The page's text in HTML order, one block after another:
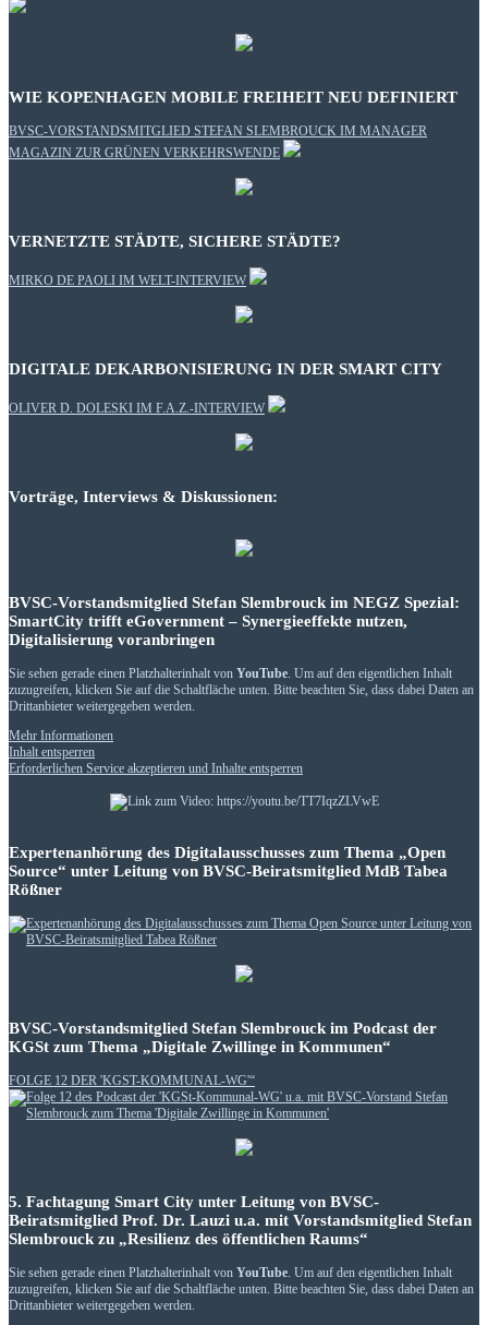
WIE KOPENHAGEN MOBILE FREIHEIT NEU DEFINIERT
BVSC-VORSTANDSMITGLIED STEFAN SLEMBROUCK IM MANAGER
MAGAZIN ZUR GRÜNEN VERKEHRSWENDE
VERNETZTE STÄDTE, SICHERE STÄDTE?
MIRKO DE PAOLI IM WELT-INTERVIEW
DIGITALE DEKARBONISIERUNG IN DER SMART CITY
OLIVER D. DOLESKI IM F.A.Z.-INTERVIEW
Vorträge, Interviews & Diskussionen:
BVSC-Vorstandsmitglied Stefan Slembrouck im NEGZ Spezial:
SmartCity trifft eGovernment – Synergieeffekte nutzen,
Digitalisierung voranbringen
Sie sehen gerade einen Platzhalterinhalt von YouTube . Um auf den eigentlichen Inhalt
zuzugreifen, klicken Sie auf die Schaltfläche unten. Bitte beachten Sie, dass dabei Daten an
Drittanbieter weitergegeben werden.
Mehr Informationen
Inhalt entsperren
Erforderlichen Service akzeptieren und Inhalte entsperren
Expertenanhörung des Digitalausschusses zum Thema „Open
Source“ unter Leitung von BVSC-Beiratsmitglied MdB Tabea
Rößner
BVSC-Vorstandsmitglied Stefan Slembrouck im Podcast der
KGSt zum Thema „Digitale Zwillinge in Kommunen“
FOLGE 12 DER 'KGST-KOMMUNAL-WG'“
5. Fachtagung Smart City unter Leitung von BVSC-
Beiratsmitglied Prof. Dr. Lauzi u.a. mit Vorstandsmitglied Stefan
Slembrouck zu „Resilienz des öffentlichen Raums“
Sie sehen gerade einen Platzhalterinhalt von YouTube . Um auf den eigentlichen Inhalt
zuzugreifen, klicken Sie auf die Schaltfläche unten. Bitte beachten Sie, dass dabei Daten an
Drittanbieter weitergegeben werden.